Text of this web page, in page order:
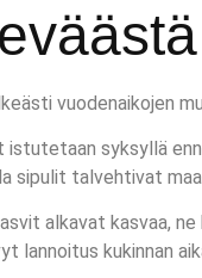
vuodenaikojen
syksyllä
sipulit talvehtivat
alkavat kasvaa,
lannoitus kukinnan